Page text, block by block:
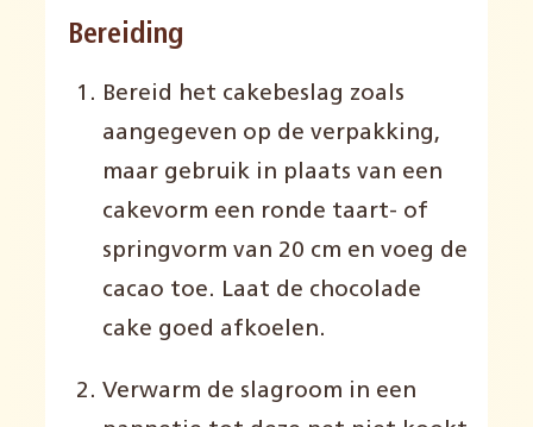
Bereiding
Bereid het cakebeslag zoals
aangegeven op de verpakking,
maar gebruik in plaats van een
cakevorm een ronde taart- of
springvorm van 20 cm en voeg de
cacao toe. Laat de chocolade
cake goed afkoelen.
Verwarm de slagroom in een